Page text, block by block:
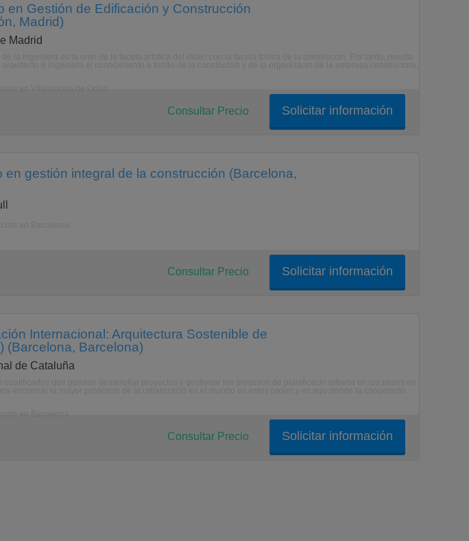
en Gestión de Edificación y Construcción
Madrid)
Madrid
Solicitar información
Consultar Precio
en gestión integral de la construcción (Barcelona,
Solicitar información
Consultar Precio
Internacional: Arquitectura Sostenible de
(Barcelona, Barcelona)
de Cataluña
Solicitar información
Consultar Precio